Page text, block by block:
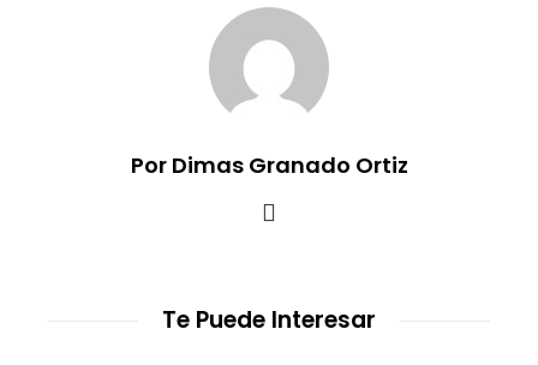
Por Dimas Granado Ortiz
Te Puede Interesar